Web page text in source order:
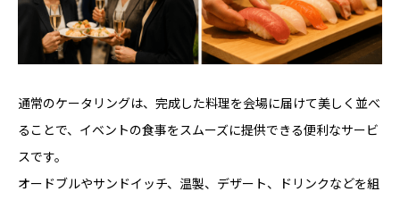
通常のケータリングは、完成した料理を会場に届けて美しく並べ
ることで、イベントの食事をスムーズに提供できる便利なサービ
スです。
オードブルやサンドイッチ、温製、デザート、ドリンクなどを組